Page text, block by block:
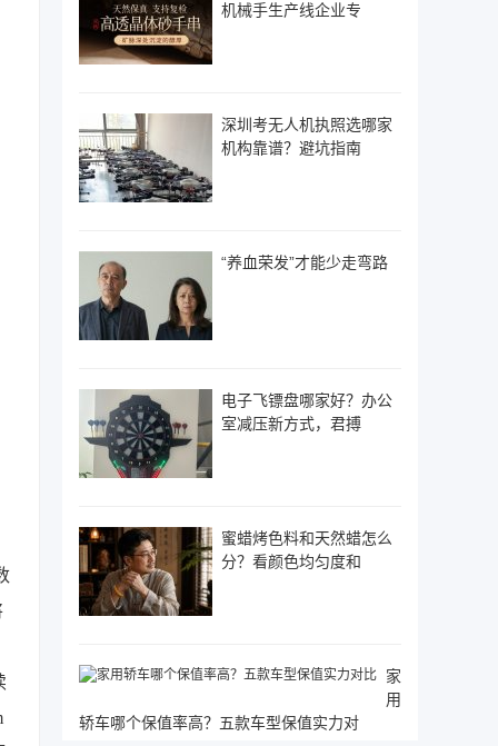
机械手生产线企业专
深圳考无人机执照选哪家
机构靠谱？避坑指南
“养血荣发”才能少走弯路
电子飞镖盘哪家好？办公
室减压新方式，君搏
蜜蜡烤色料和天然蜡怎么
分？看颜色均匀度和
家
用
轿车哪个保值率高？五款车型保值实力对